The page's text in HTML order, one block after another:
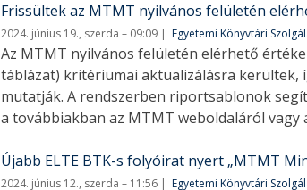
Frissültek az MTMT nyilvános felületén
2024. június 19., szerda – 09:09 Egyetemi Könyvtári
Az MTMT nyilvános felületén elérhető
táblázat) kritériumai aktualizálásra kerültek,
mutatják. A rendszerben riportsablonok
a továbbiakban az MTMT weboldaláról
Újabb ELTE BTK-s folyóirat nyert „MTMT
2024. június 12., szerda – 11:56 Egyetemi Könyvtári